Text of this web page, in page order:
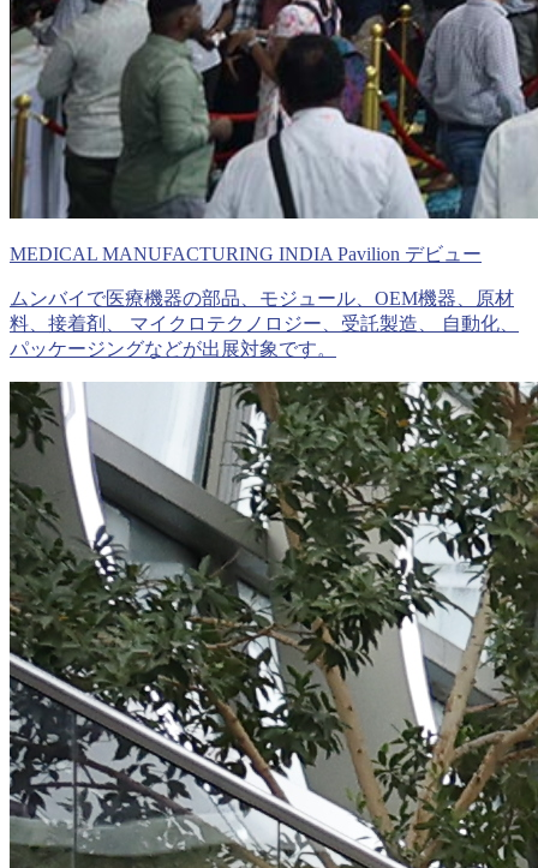
MEDICAL MANUFACTURING INDIA Pavilion デビュー
ムンバイで医療機器の部品、モジュール、OEM機器、原材
料、接着剤、 マイクロテクノロジー、受託製造、 自動化、
パッケージングなどが出展対象です。